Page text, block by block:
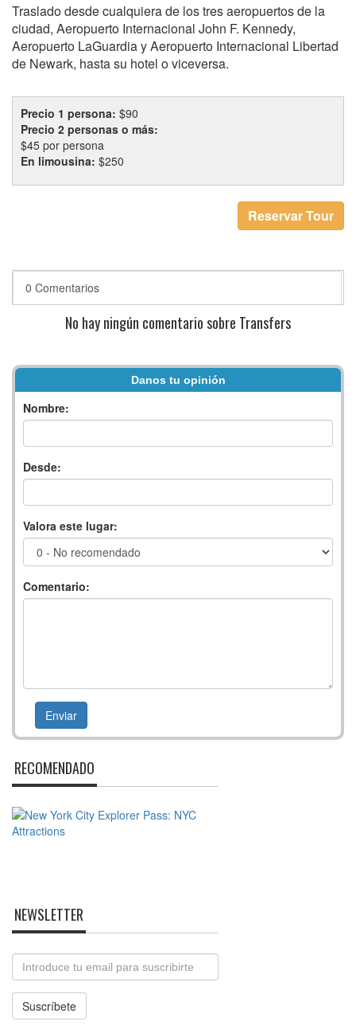
Traslado desde cualquiera de los tres aeropuertos de la
ciudad, Aeropuerto Internacional John F. Kennedy,
Aeropuerto LaGuardia y Aeropuerto Internacional Libertad
de Newark, hasta su hotel o viceversa.
Precio 1 persona: $90
Precio 2 personas o más:
$45 por persona
En limousina: $250
Reservar Tour
0 Comentarios
No hay ningún comentario sobre Transfers
Danos tu opinión
Nombre:
Desde:
Valora este lugar:
Comentario:
RECOMENDADO
NEWSLETTER
Email
Suscríbete